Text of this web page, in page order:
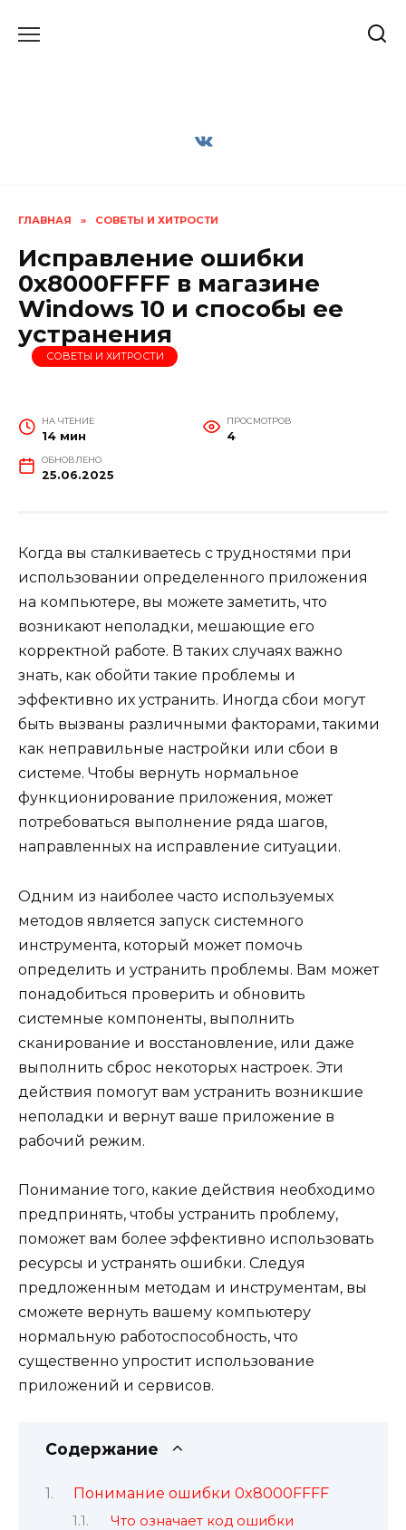
ГЛАВНАЯ » СОВЕТЫ И ХИТРОСТИ
Исправление ошибки
0x8000FFFF в магазине
Windows 10 и способы ее
устранения
СОВЕТЫ И ХИТРОСТИ
НА ЧТЕНИЕ
14 мин
ПРОСМОТРОВ
4
ОБНОВЛЕНО
25.06.2025
Когда вы сталкиваетесь с трудностями при
использовании определенного приложения
на компьютере, вы можете заметить, что
возникают неполадки, мешающие его
корректной работе. В таких случаях важно
знать, как обойти такие проблемы и
эффективно их устранить. Иногда сбои могут
быть вызваны различными факторами, такими
как неправильные настройки или сбои в
системе. Чтобы вернуть нормальное
функционирование приложения, может
потребоваться выполнение ряда шагов,
направленных на исправление ситуации.
Одним из наиболее часто используемых
методов является запуск системного
инструмента, который может помочь
определить и устранить проблемы. Вам может
понадобиться проверить и обновить
системные компоненты, выполнить
сканирование и восстановление, или даже
выполнить сброс некоторых настроек. Эти
действия помогут вам устранить возникшие
неполадки и вернут ваше приложение в
рабочий режим.
Понимание того, какие действия необходимо
предпринять, чтобы устранить проблему,
поможет вам более эффективно использовать
ресурсы и устранять ошибки. Следуя
предложенным методам и инструментам, вы
сможете вернуть вашему компьютеру
нормальную работоспособность, что
существенно упростит использование
приложений и сервисов.
Содержание
Понимание ошибки 0x8000FFFF
Что означает код ошибки